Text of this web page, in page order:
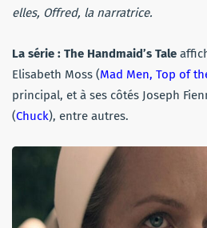
elles, Offred, la narratrice.
La série : The Handmaid’s Tale
Elisabeth Moss (Mad Men, Top of
principal, et à ses côtés Joseph
(Chuck), entre autres.